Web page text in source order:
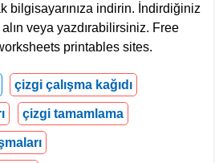
bilgisayarınıza indirin. İndirdiğiniz
alın veya yazdırabilirsiniz. Free
printables sites.
çizgi çalışma kağıdı
çizgi tamamlama